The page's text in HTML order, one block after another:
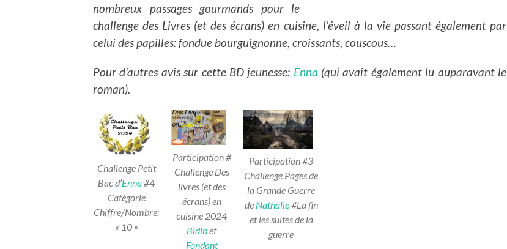
nombreux passages gourmands pour le
challenge des Livres (et des écrans) en cuisine, l’éveil à la vie passant également par
celui des papilles: fondue bourguignonne, croissants, couscous…
Pour d’autres avis sur cette BD jeunesse: Enna (qui avait également lu auparavant le
roman).
Challenge Petit
Bac d’Enna#4
Catégorie
Chiffre/Nombre:
« 10 »
Participation #
Challenge Des
livres (et des
écrans) en
cuisine 2024
Bidibet
Fondant
Participation #3
Challenge Pages de
la Grande Guerre
de Nathalie#La fin
et les suites de la
guerre